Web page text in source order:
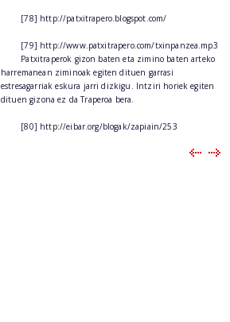
[78] http://patxitrapero.blogspot.com/
[79] http://www.patxitrapero.com/txinpanzea.mp3
Patxitraperok gizon baten eta zimino baten arteko
harremanean ziminoak egiten dituen garrasi
estresagarriak eskura jarri dizkigu. Intziri horiek egiten
dituen gizona ez da Traperoa bera.
[80] http://eibar.org/blogak/zapiain/253